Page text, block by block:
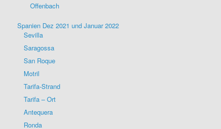
Offenbach
Spanien Dez 2021 und Januar 2022
Sevilla
Saragossa
San Roque
Motril
Tarifa-Strand
Tarifa – Ort
Antequera
Ronda